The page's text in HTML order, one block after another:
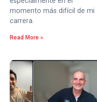
momento más difícil de mi
carrera.
Read More »